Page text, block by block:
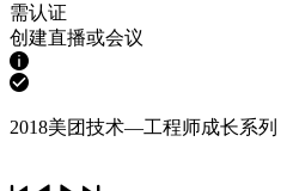
需认证
创建直播或会议
2018美团技术—工程师成长系列